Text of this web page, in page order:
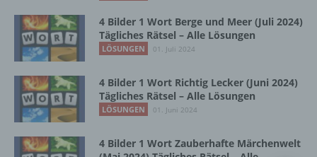
4 Bilder 1 Wort Berge und Meer (Juli 2024)
Tägliches Rätsel – Alle Lösungen
LÖSUNGEN 01. Juli 2024
4 Bilder 1 Wort Richtig Lecker (Juni 2024)
Tägliches Rätsel – Alle Lösungen
LÖSUNGEN 01. Juni 2024
4 Bilder 1 Wort Zauberhafte Märchenwelt
d) Einschränkung der Verarbeitung
Einschränkung der Verarbeitung ist die
Markierung gespeicherter
personenbezogener Daten mit dem Ziel, ihre
künftige Verarbeitung einzuschränken.
e) Profiling